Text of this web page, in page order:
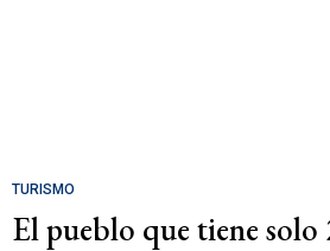
TURISMO
El pueblo que tiene solo